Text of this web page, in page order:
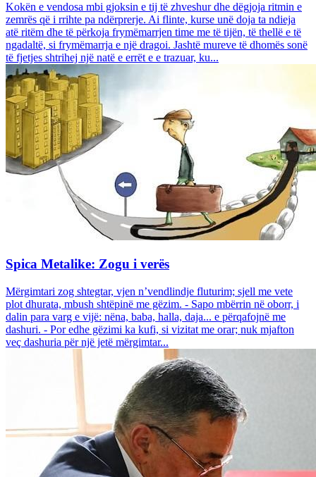
Kokën e vendosa mbi gjoksin e tij të zhveshur dhe dëgjoja ritmin e
zemrës që i rrihte pa ndërprerje. Ai flinte, kurse unë doja ta ndieja
atë ritëm dhe të përkoja frymëmarrjen time me të tijën, të thellë e të
ngadaltë, si frymëmarrja e një dragoi. Jashtë mureve të dhomës sonë
të fjetjes shtrihej një natë e errët e e trazuar, ku...
Spica Metalike: Zogu i verës
Mërgimtari zog shtegtar, vjen n’vendlindje fluturim; sjell me vete
plot dhurata, mbush shtëpinë me gëzim. - Sapo mbërrin në oborr, i
dalin para varg e vijë: nëna, baba, halla, daja... e përqafojnë me
dashuri. - Por edhe gëzimi ka kufi, si vizitat me orar; nuk mjafton
veç dashuria për një jetë mërgimtar...